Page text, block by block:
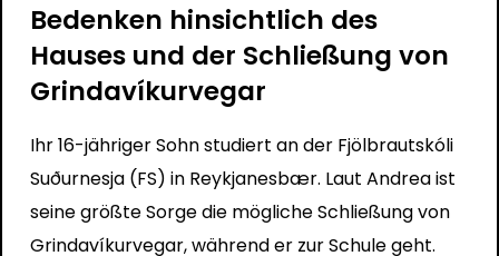
Bedenken hinsichtlich des
Hauses und der Schließung von
Grindavíkurvegar
Ihr 16-jähriger Sohn studiert an der Fjölbrautskóli
Suðurnesja (FS) in Reykjanesbær. Laut Andrea ist
seine größte Sorge die mögliche Schließung von
Grindavíkurvegar, während er zur Schule geht.